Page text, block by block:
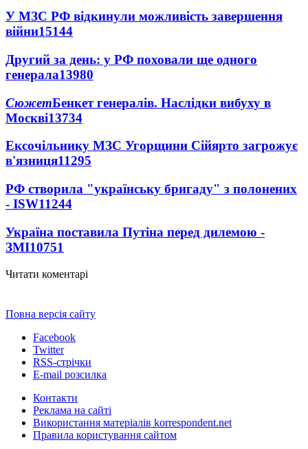
У МЗС РФ відкинули можливість завершення
війни15144
Другий за день: у РФ поховали ще одного
генерала13980
СюжетБенкет генералів. Наслідки вибуху в
Москві13734
Ексочільнику МЗС Угорщини Сійярто загрожує
в'язниця11295
РФ створила "українську бригаду" з полонених
- ISW11244
Україна поставила Путіна перед дилемою -
ЗМІ10751
Читати коментарі
Повна версія сайту
Facebook
Twitter
RSS-стрічки
E-mail розсилка
Контакти
Реклама на сайті
Використання матеріалів korrespondent.net
Правила користування сайтом